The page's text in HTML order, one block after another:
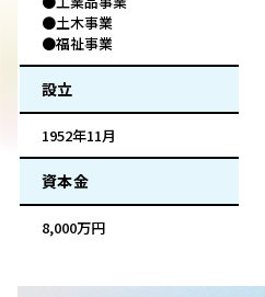
●土木事業
●福祉事業
設立
1952年11月
資本金
8,000万円